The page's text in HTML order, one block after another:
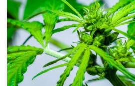
Czym są rośliny hermafrodyczne i co
zauważysz hermafrodytę w swojej
Uprawa nasion marihuany może być
sprzyjającego klimatu i Twoja roślina
woreczki pyłkowe. Co to właściwie
rozpoznać? Czym są rośliny